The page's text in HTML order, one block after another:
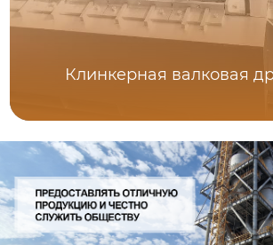
Клинкерная валковая